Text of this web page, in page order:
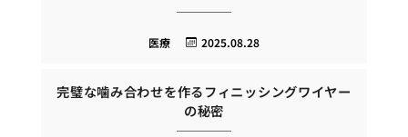
2025.08.28
医療
完璧な噛み合わせを作るフィニッシングワイヤー
の秘密